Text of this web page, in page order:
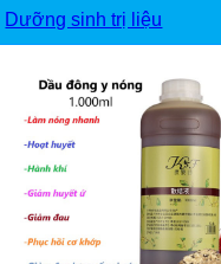
Dưỡng sinh trị liệu